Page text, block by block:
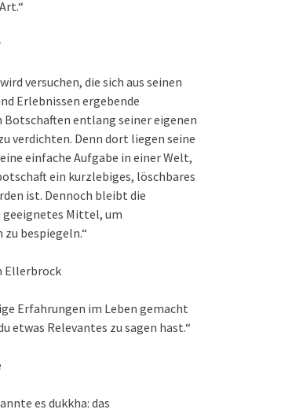
versuchen, die sich aus seinen
Erlebnissen ergebende
Botschaften entlang seiner eigenen
verdichten. Denn dort liegen seine
einfache Aufgabe in einer Welt,
ein kurzlebiges, löschbares
ist. Dennoch bleibt die
Mittel, um
zu bespiegeln.“
Ellerbrock
Erfahrungen im Leben gemacht
etwas Relevantes zu sagen hast.“
es dukkha: das